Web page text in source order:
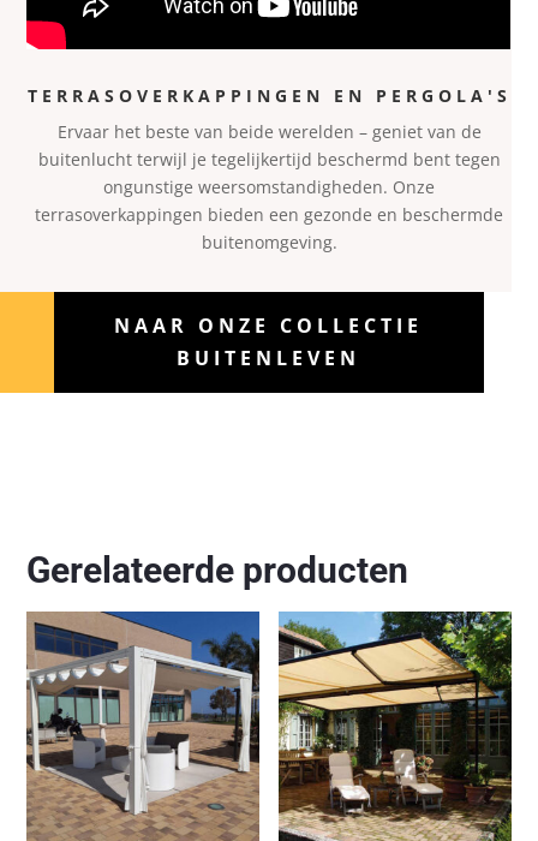
TERRASOVERKAPPINGEN EN PERGOLA'S
Ervaar het beste van beide werelden – geniet van de
buitenlucht terwijl je tegelijkertijd beschermd bent tegen
ongunstige weersomstandigheden. Onze
terrasoverkappingen bieden een gezonde en beschermde
buitenomgeving.
NAAR ONZE COLLECTIE
BUITENLEVEN
Gerelateerde producten